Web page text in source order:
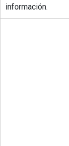
información.